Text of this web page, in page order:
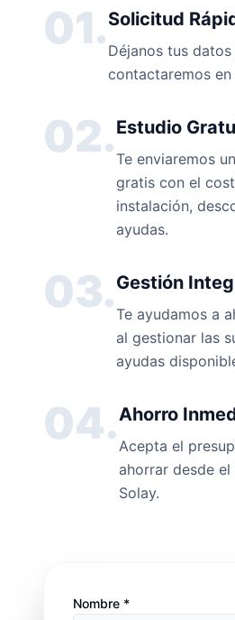
01.Solicitud
Déjanos tus
contactaremos
02.Estudio
Te enviaremos
gratis con el
instalación,
ayudas.
03.Gestión
Te ayudamos a
al gestionar las
ayudas
04.Ahorro
Acepta el
ahorrar desde
Solay.
Nombre *